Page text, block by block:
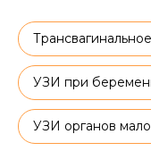
УЗИ при
УЗИ органов